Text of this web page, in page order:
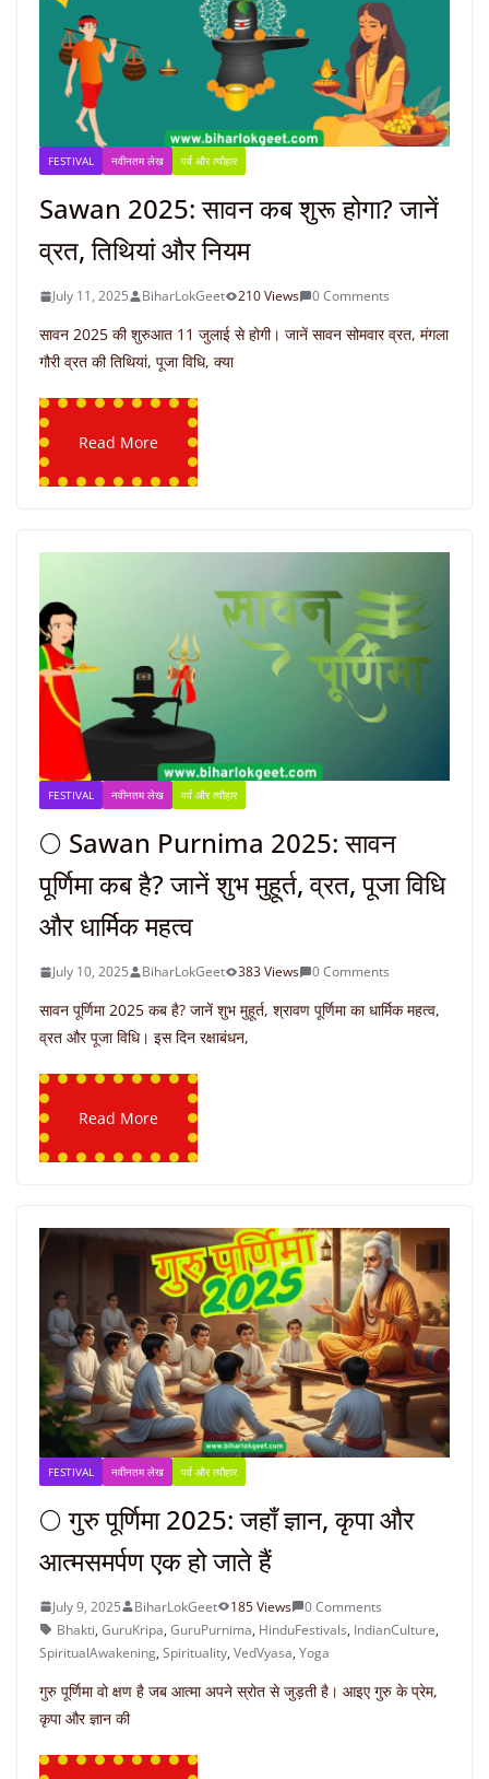
FESTIVAL नवीनतम लेख पर्व और त्यौहार
Sawan 2025: सावन कब शुरू होगा? जानें
व्रत, तिथियां और नियम
July 11, 2025 BiharLokGeet 210 Views 0 Comments
सावन 2025 की शुरुआत 11 जुलाई से होगी। जानें सावन सोमवार व्रत, मंगला
गौरी व्रत की तिथियां, पूजा विधि, क्या
Read More
FESTIVAL नवीनतम लेख पर्व और त्यौहार
🌕 Sawan Purnima 2025: सावन
पूर्णिमा कब है? जानें शुभ मुहूर्त, व्रत, पूजा विधि
और धार्मिक महत्व
July 10, 2025 BiharLokGeet 383 Views 0 Comments
सावन पूर्णिमा 2025 कब है? जानें शुभ मुहूर्त, श्रावण पूर्णिमा का धार्मिक महत्व,
व्रत और पूजा विधि। इस दिन रक्षाबंधन,
Read More
FESTIVAL नवीनतम लेख पर्व और त्यौहार
🌕 गुरु पूर्णिमा 2025: जहाँ ज्ञान, कृपा और
आत्मसमर्पण एक हो जाते हैं
July 9, 2025 BiharLokGeet 185 Views
0 Comments
Bhakti,GuruKripa,GuruPurnima, HinduFestivals, IndianCulture,
SpiritualAwakening,Spirituality,VedVyasa,Yoga
गुरु पूर्णिमा वो क्षण है जब आत्मा अपने स्रोत से जुड़ती है। आइए गुरु के प्रेम,
कृपा और ज्ञान की